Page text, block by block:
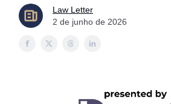
Law Letter
2 de junho de 2026